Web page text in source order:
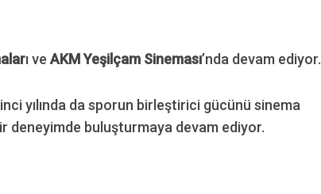
ı ve AKM Yeşilçam Sineması’nda devam ediyor.
yılında da sporun birleştirici gücünü sinema
deneyimde buluşturmaya devam ediyor.